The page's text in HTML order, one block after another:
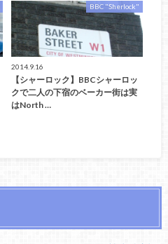
BBC "Sherlock"
2014.9.16
【シャーロック】BBCシャーロッ
クで二人の下宿のベーカー街は実
はNorth …